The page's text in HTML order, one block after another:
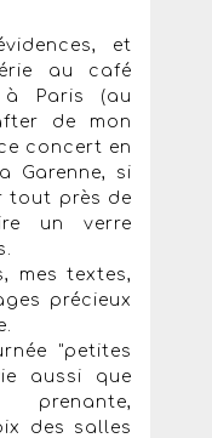
et
au café
Paris (au
de mon
concert en
Garenne, si
tout près de
un verre
mes textes,
précieux
"petites
aussi que
des salles